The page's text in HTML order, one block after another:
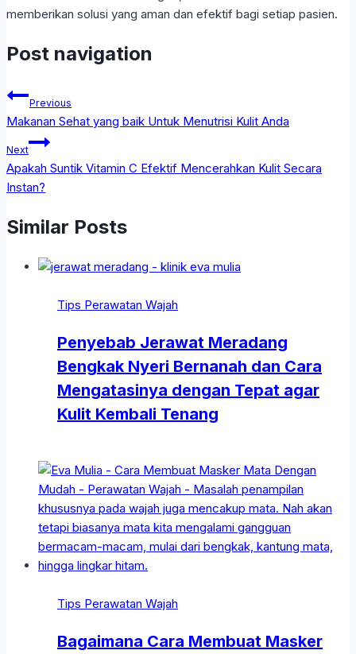
memberikan solusi yang aman dan efektif bagi setiap pasien.
Post navigation
Previous
Makanan Sehat yang baik Untuk Menutrisi Kulit Anda
Next
Apakah Suntik Vitamin C Efektif Mencerahkan Kulit Secara
Instan?
Similar Posts
Tips Perawatan Wajah
Penyebab Jerawat Meradang
Bengkak Nyeri Bernanah dan Cara
Mengatasinya dengan Tepat agar
Kulit Kembali Tenang
Tips Perawatan Wajah
Bagaimana Cara Membuat Masker